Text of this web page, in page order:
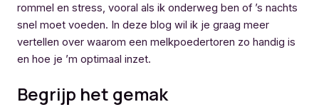
rommel en stress, vooral als ik onderweg ben of ’s nachts
snel moet voeden. In deze blog wil ik je graag meer
vertellen over waarom een melkpoedertoren zo handig is
en hoe je ’m optimaal inzet.
Begrijp het gemak